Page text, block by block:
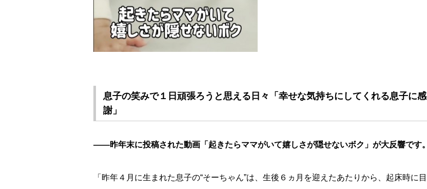
息子の笑みで１日頑張ろうと思える日々「幸せな気持ちにしてくれる息子に感
謝」
――昨年末に投稿された動画「起きたらママがいて嬉しさが隠せないボク」が大反響です。
「昨年４月に生まれた息子の“そーちゃん”は、生後６ヵ月を迎えたあたりから、起床時に目